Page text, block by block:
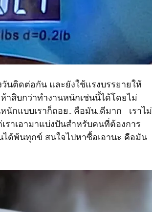
นติดต่อกัน​ และยังใช้แรงบรรยาย​ให้
ห้าสิบกว่า​ทำงานหนักเช่นนี้​ได้โดยไม่
นักแบบเราก็ถอย.. คือมัน..ดีมาก​   เราไม่
ราเอามาแบ่งปันสำหรับคนที่ต้องการ
ด้พ้นทุกข์​ สนใจไปหาซื้อเอานะ​ คือมัน